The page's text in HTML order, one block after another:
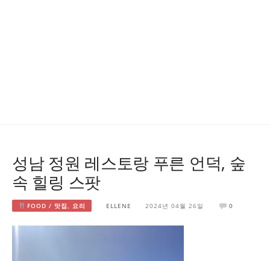
성남 정원 레스토랑 푸른 언덕, 숲
속 힐링 스팟
FOOD / 맛집, 요리 ELLENE 2024년 04월 26일 0